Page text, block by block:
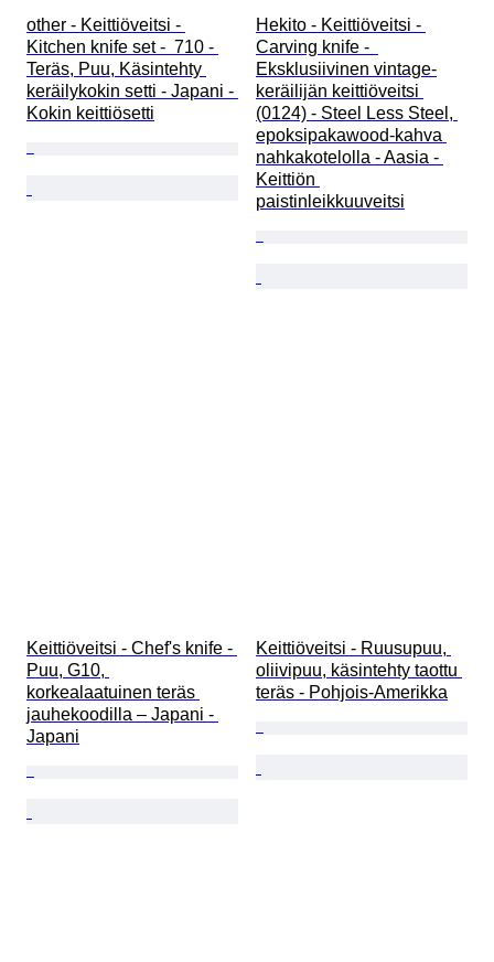
other - Keittiöveitsi -
Kitchen knife set -  710 -
Teräs, Puu, Käsintehty
keräilykokin setti - Japani -
Kokin keittiösetti
Hekito - Keittiöveitsi -
Carving knife -
Eksklusiivinen vintage-
keräilijän keittiöveitsi
(0124) - Steel Less Steel,
epoksipakawood-kahva
nahkakotelolla - Aasia -
Keittiön
paistinleikkuuveitsi
Keittiöveitsi - Chef's knife -
Puu, G10,
korkealaatuinen teräs
jauhekoodilla – Japani -
Japani
Keittiöveitsi - Ruusupuu,
oliivipuu, käsintehty taottu
teräs - Pohjois-Amerikka